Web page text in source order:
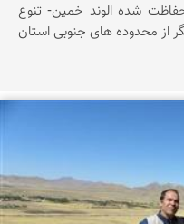
شده الوند خمین- تنوع
از محدوده های جنوبی استان